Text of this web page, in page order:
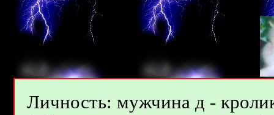
Личность: мужчина д -